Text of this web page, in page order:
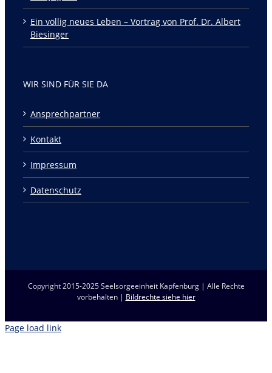
Ein völlig neues Leben – Vortrag von Prof. Dr. Albert
Biesinger
WIR SIND FÜR SIE DA
Ansprechpartner
Kontakt
Impressum
Datenschutz
Copyright 2015-2025 Seelsorgeeinheit Kapfenburg | Alle Rechte
vorbehalten | Bildrechte siehe hier
Page load link